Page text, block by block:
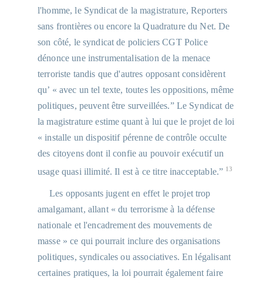
l'homme, le Syndicat de la magistrature, Reporters
sans frontières ou encore la Quadrature du Net. De
son côté, le syndicat de policiers CGT Police
dénonce une instrumentalisation de la menace
terroriste tandis que d'autres opposant considèrent
qu’ « avec un tel texte, toutes les oppositions, même
politiques, peuvent être surveillées.” Le Syndicat de
la magistrature estime quant à lui que le projet de loi
« installe un dispositif pérenne de contrôle occulte
des citoyens dont il confie au pouvoir exécutif un
usage quasi illimité. Il est à ce titre inacceptable.” 13
Les opposants jugent en effet le projet trop
amalgamant, allant « du terrorisme à la défense
nationale et l'encadrement des mouvements de
masse » ce qui pourrait inclure des organisations
politiques, syndicales ou associatives. En légalisant
certaines pratiques, la loi pourrait également faire